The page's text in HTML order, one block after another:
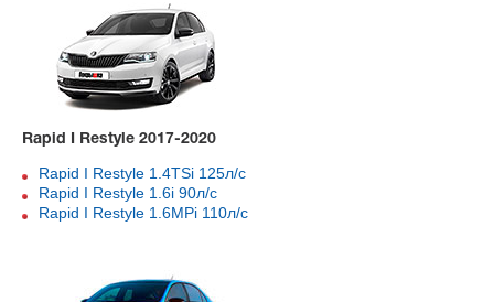
Rapid I Restyle 2017-2020
Rapid I Restyle 1.4TSi 125л/с
Rapid I Restyle 1.6i 90л/с
Rapid I Restyle 1.6MPi 110л/с